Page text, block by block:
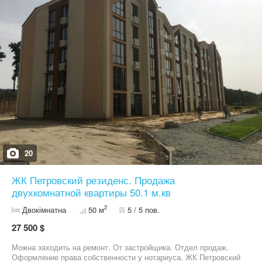
функціональними нішами. Шафи з якісними дзеркальними
фасадами. Комфорт та технології: Система «Розумний дім»
(Smart Home) дозволяє централізовано керувати всіма
електроприладами квартири через дисплей. Сучасне LED-
освітлення із зональним розподілом. Є автономне резервне
живлення. Другий рівень: Дві облаштовані дитячі спальні та
санвузол (ванна). Комунікації: Власна свердловина з чистою
водою. Централізована каналізація. Підведений газ. Територія:
Закритий комфортний двір із зоною відпочинку. Є барбекю-зона
та дитячий майданчик. Автоматичні ворота, паркомісце у дворі.
Інфраструктура: Розвинена інфраструктура: магазини,
супермаркети, аптеки, школа, дитячий садок. Поруч зупинка
громадського транспорту. До Києва — 10–15 хвилин.
20
ЖК Петровский резиденс. Продажа
двухкомнатной квартиры 50.1 м.кв
Двокімнатна 50 м2 5 / 5 пов.
27 500 $
Можна заходить на ремонт. От застройщика. Отдел продаж.
Оформление права собственности у нотариуса. ЖК Петровский